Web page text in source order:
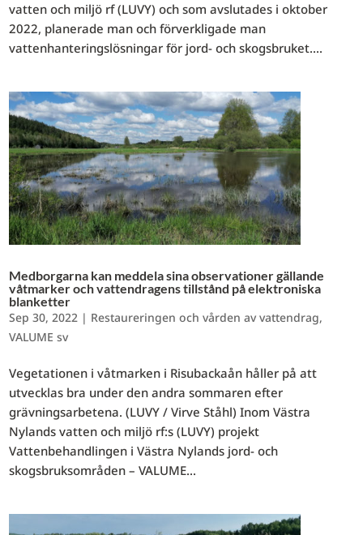
vatten och miljö rf (LUVY) och som avslutades i oktober
2022, planerade man och förverkligade man
vattenhanteringslösningar för jord- och skogsbruket....
Medborgarna kan meddela sina observationer gällande
våtmarker och vattendragens tillstånd på elektroniska
blanketter
Sep 30, 2022 | Restaureringen och vården av vattendrag,
VALUME sv
Vegetationen i våtmarken i Risubackaån håller på att
utvecklas bra under den andra sommaren efter
grävningsarbetena. (LUVY / Virve Ståhl) Inom Västra
Nylands vatten och miljö rf:s (LUVY) projekt
Vattenbehandlingen i Västra Nylands jord- och
skogsbruksområden – VALUME...